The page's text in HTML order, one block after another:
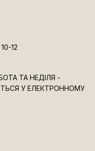
12
ТА НЕДІЛЯ -
У ЕЛЕКТРОННОМУ